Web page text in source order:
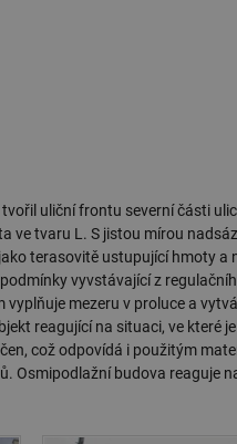
uliční frontu severní části
ve tvaru L. S jistou mírou
terasovitě ustupující hmoty a
vyvstávající z
mezeru v proluce a
reagující na situaci, ve které
což odpovídá i použitým
Osmipodlažní budova reaguje
Hotjar Ltd
oze.tzb-info.cz
1 minuta
59 sekund
.tzb-info.cz 58 sekund